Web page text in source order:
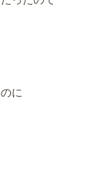
に